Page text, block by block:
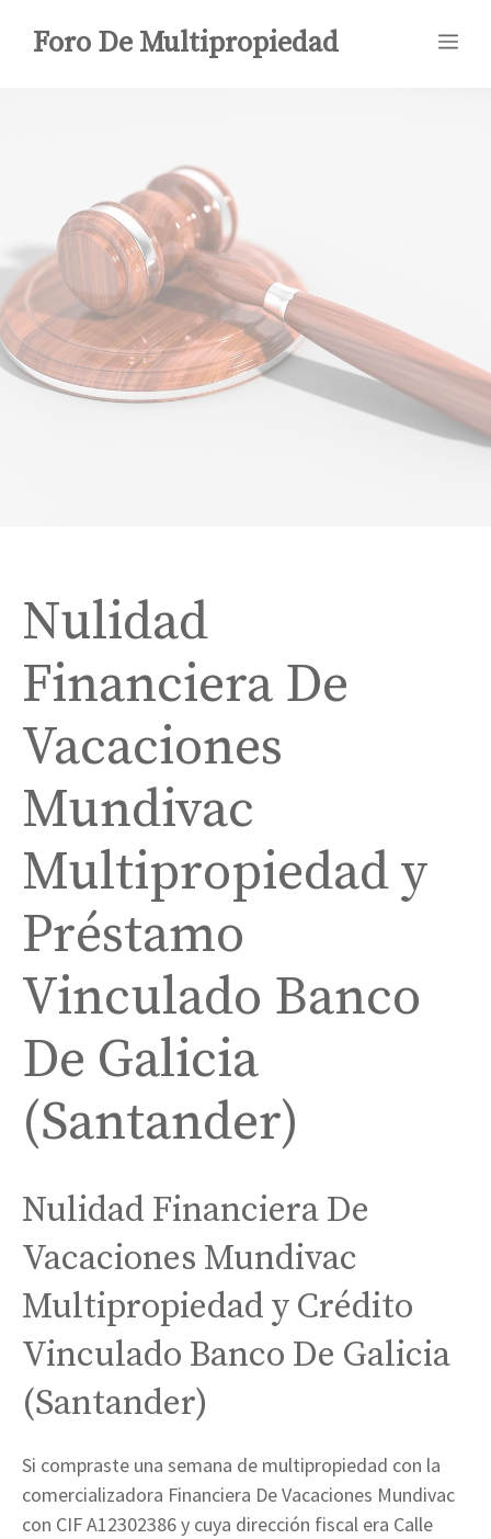
Foro De Multipropiedad
Nulidad
Financiera De
Vacaciones
Mundivac
Multipropiedad y
Préstamo
Vinculado Banco
De Galicia
(Santander)
Nulidad Financiera De
Vacaciones Mundivac
Multipropiedad y Crédito
Vinculado Banco De Galicia
(Santander)
Si compraste una semana de multipropiedad con la
comercializadora Financiera De Vacaciones Mundivac
con CIF A12302386 y cuya dirección fiscal era Calle